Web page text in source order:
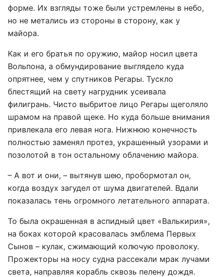
форме. Их взгляды тоже были устремлены в небо,
но не метались из стороны в сторону, как у
майора.
Как и его братья по оружию, майор носил цвета
Вольпона, а обмундирование выглядело куда
опрятнее, чем у спутников Регары. Тускло
блестящий на свету нагрудник усеивала
филигрань. Чисто выбритое лицо Регары щеголяло
шрамом на правой щеке. Но куда больше внимания
привлекала его левая нога. Нижнюю конечность
полностью заменял протез, украшенный узорами и
позолотой в тон остальному облачению майора.
– А вот и они, – вытянув шею, пробормотал он,
когда воздух загудел от шума двигателей. Вдали
показалась тень огромного летательного аппарата.
То была окрашенная в аспидный цвет «Валькирия»,
на боках которой красовалась эмблема Первых
Сынов – кулак, сжимающий колючую проволоку.
Прожекторы на носу судна рассекали мрак лучами
света, направляя корабль сквозь пелену дождя.